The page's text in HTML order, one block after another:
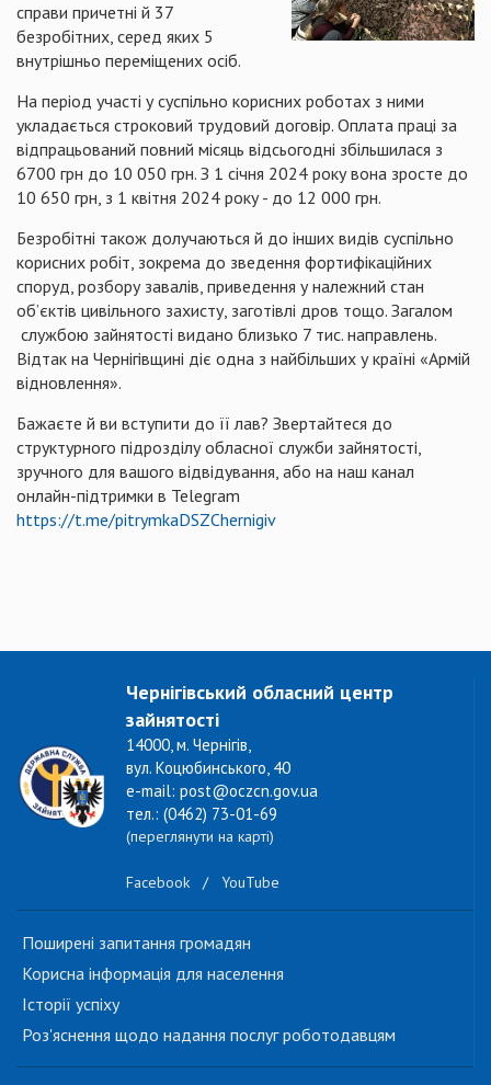
справи причетні й 37
безробітних, серед яких 5
внутрішньо переміщених осіб.
На період участі у суспільно корисних роботах з ними
укладається строковий трудовий договір. Оплата праці за
відпрацьований повний місяць відсьогодні збільшилася з
6700 грн до 10 050 грн. З 1 січня 2024 року вона зросте до
10 650 грн, з 1 квітня 2024 року - до 12 000 грн.
Безробітні також долучаються й до інших видів суспільно
корисних робіт, зокрема до зведення фортифікаційних
споруд, розбору завалів, приведення у належний стан
об’єктів цивільного захисту, заготівлі дров тощо. Загалом
службою зайнятості видано близько 7 тис. направлень.
Відтак на Чернігівщині діє одна з найбільших у країні «Армій
відновлення».
Бажаєте й ви вступити до її лав? Звертайтеся до
структурного підрозділу обласної служби зайнятості,
зручного для вашого відвідування, або на наш канал
онлайн-підтримки в Telegram
https://t.me/pitrymkaDSZChernigiv
Чернігівський обласний центр
зайнятості
14000, м. Чернігів,
вул. Коцюбинського, 40
e-mail: post@oczcn.gov.ua
тел.: (0462) 73-01-69
(переглянути на карті)
Facebook / YouTube
Поширені запитання громадян
Корисна інформація для населення
Історії успіху
Роз'яснення щодо надання послуг роботодавцям